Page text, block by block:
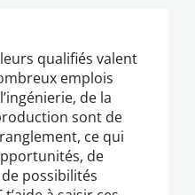
qualifiés valent
emplois
de la
sont de
ce qui
de
possibilités